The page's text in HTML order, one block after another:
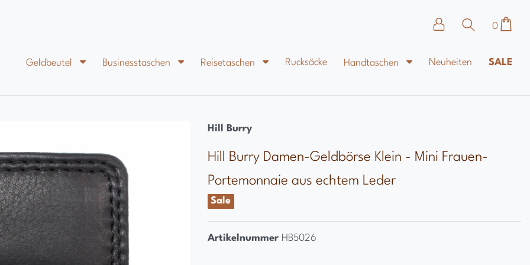
0
Geldbeutel Businesstaschen Reisetaschen Rucksäcke Handtaschen Neuheiten SALE
Hill Burry
Hill Burry Damen-Geldbörse Klein - Mini Frauen-
Portemonnaie aus echtem Leder
Sale
Artikelnummer HB5026